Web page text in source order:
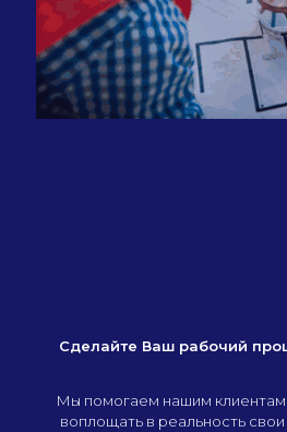
Сделайте Ваш рабочий
Мы помогаем нашим клиентам
воплощать в реальность